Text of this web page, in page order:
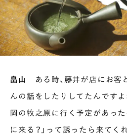
畠山
ある時、藤井が店にお客
んの話をしたりしてたんです
岡の牧之原に行く予定があった
に来る？」って誘ったら来てく